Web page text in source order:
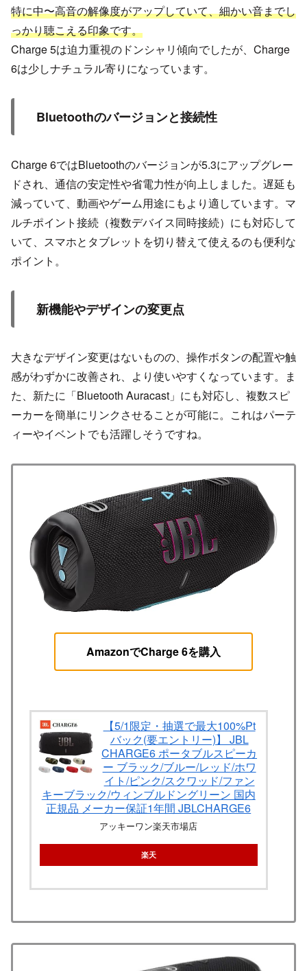
特に中〜高音の解像度がアップしていて、細かい音までし
っかり聴こえる印象です。
Charge 5は迫力重視のドンシャリ傾向でしたが、Charge
6は少しナチュラル寄りになっています。
Bluetoothのバージョンと接続性
Charge 6ではBluetoothのバージョンが5.3にアップグレー
ドされ、通信の安定性や省電力性が向上しました。遅延も
減っていて、動画やゲーム用途にもより適しています。マ
ルチポイント接続（複数デバイス同時接続）にも対応して
いて、スマホとタブレットを切り替えて使えるのも便利な
ポイント。
新機能やデザインの変更点
大きなデザイン変更はないものの、操作ボタンの配置や触
感がわずかに改善され、より使いやすくなっています。ま
た、新たに「Bluetooth Auracast」にも対応し、複数スピ
ーカーを簡単にリンクさせることが可能に。これはパーテ
ィーやイベントでも活躍しそうですね。
AmazonでCharge 6を購入
【5/1限定・抽選で最大100%Pt
バック(要エントリー)】 JBL
CHARGE6 ポータブルスピーカ
ー ブラック/ブルー/レッド/ホワ
イト/ピンク/スクワッド/ファン
キーブラック/ウィンブルドングリーン 国内
正規品 メーカー保証1年間 JBLCHARGE6
アッキーワン楽天市場店
楽天